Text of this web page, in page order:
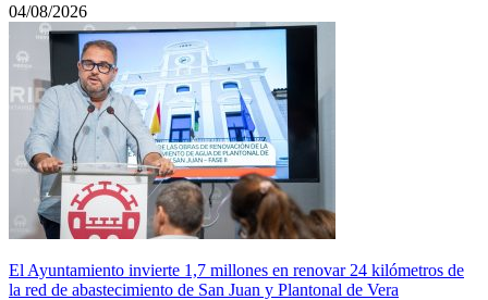
04/08/2026
El Ayuntamiento invierte 1,7 millones en renovar 24 kilómetros de
la red de abastecimiento de San Juan y Plantonal de Vera